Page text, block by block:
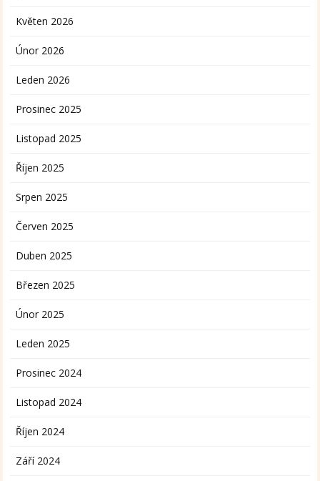
Květen 2026
Únor 2026
Leden 2026
Prosinec 2025
Listopad 2025
Říjen 2025
Srpen 2025
Červen 2025
Duben 2025
Březen 2025
Únor 2025
Leden 2025
Prosinec 2024
Listopad 2024
Říjen 2024
Září 2024